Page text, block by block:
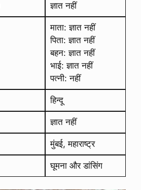
ज्ञात नहीं
माता: ज्ञात नहीं
पिता: ज्ञात नहीं
बहन: ज्ञात नहीं
भाई: ज्ञात नहीं
पत्नी: नहीं
हिन्दू
ज्ञात नहीं
मुंबई, महाराष्ट्र
घूमना और डांसिंग